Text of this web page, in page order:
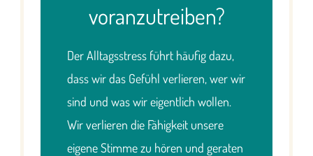
voranzutreiben?
Der Alltagsstress führt häufig dazu,
dass wir das Gefühl verlieren, wer wir
sind und was wir eigentlich wollen.
Wir verlieren die Fähigkeit unsere
eigene Stimme zu hören und geraten